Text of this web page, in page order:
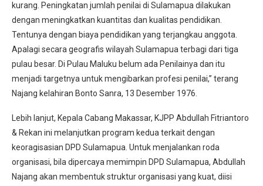
kurang. Peningkatan jumlah penilai di Sulamapua dilakukan
dengan meningkatkan kuantitas dan kualitas pendidikan.
Tentunya dengan biaya pendidikan yang terjangkau anggota.
Apalagi secara geografis wilayah Sulamapua terbagi dari tiga
pulau besar. Di Pulau Maluku belum ada Penilainya dan itu
menjadi targetnya untuk mengibarkan profesi penilai,” terang
Najang kelahiran Bonto Sanra, 13 Desember 1976.
Lebih lanjut, Kepala Cabang Makassar, KJPP Abdullah Fitriantoro
& Rekan ini melanjutkan program kedua terkait dengan
keoragisasian DPD Sulamapua. Untuk menjalankan roda
organisasi, bila dipercaya memimpin DPD Sulamapua, Abdullah
Najang akan membentuk struktur organisasi yang kuat, diisi